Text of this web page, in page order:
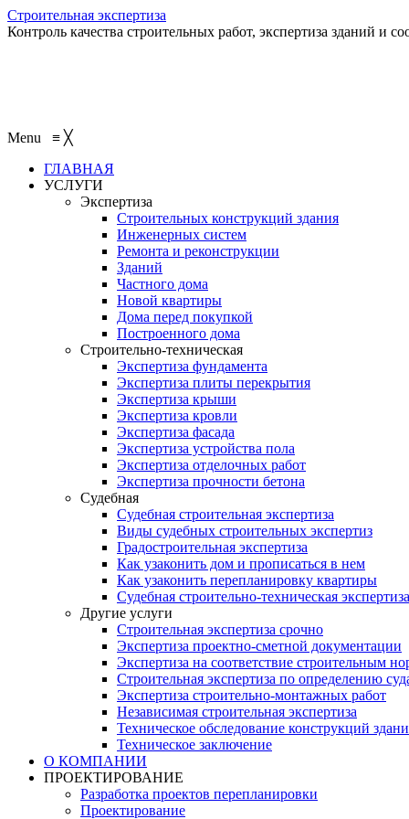
Строительная экспертиза
Контроль качества строительных работ, экспертиза зданий и
Menu ≡ ╳
ГЛАВНАЯ
УСЛУГИ
Экспертиза
Строительных конструкций здания
Инженерных систем
Ремонта и реконструкции
Зданий
Частного дома
Новой квартиры
Дома перед покупкой
Построенного дома
Строительно-техническая
Экспертиза фундамента
Экспертиза плиты перекрытия
Экспертиза крыши
Экспертиза кровли
Экспертиза фасада
Экспертиза устройства пола
Экспертиза отделочных работ
Экспертиза прочности бетона
Судебная
Судебная строительная экспертиза
Виды судебных строительных экспертиз
Градостроительная экспертиза
Как узаконить дом и прописаться в нем
Как узаконить перепланировку квартиры
Судебная строительно-техническая экспертиза
Другие услуги
Строительная экспертиза срочно
Экспертиза проектно-сметной документации
Экспертиза на соответствие строительным
Строительная экспертиза по определению
Экспертиза строительно-монтажных работ
Независимая строительная экспертиза
Техническое обследование конструкций
Техническое заключение
О КОМПАНИИ
ПРОЕКТИРОВАНИЕ
Разработка проектов перепланировки
Проектирование